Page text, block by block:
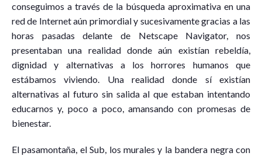
conseguimos a través de la búsqueda aproximativa en una
red de Internet aún primordial y sucesivamente gracias a las
horas pasadas delante de Netscape Navigator, nos
presentaban una realidad donde aún existían rebeldía,
dignidad y alternativas a los horrores humanos que
estábamos viviendo. Una realidad donde sí existían
alternativas al futuro sin salida al que estaban intentando
educarnos y, poco a poco, amansando con promesas de
bienestar.
El pasamontaña, el Sub, los murales y la bandera negra con